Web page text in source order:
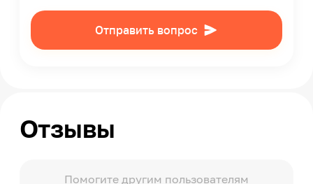
Отправить вопрос
Отзывы
Помогите другим пользователям